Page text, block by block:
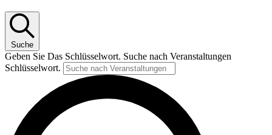
Suche
Geben Sie Das Schlüsselwort. Suche nach Veranstaltungen
Schlüsselwort.